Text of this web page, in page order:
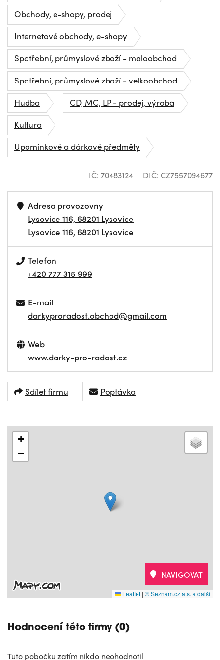
Obchody, e-shopy, prodej
Internetové obchody, e-shopy
Spotřební, průmyslové zboží - maloobchod
Spotřební, průmyslové zboží - velkoobchod
Hudba
CD, MC, LP - prodej, výroba
Kultura
Upomínkové a dárkové předměty
IČ: 70483124 DIČ: CZ7557094677
Adresa provozovny
Lysovice 116, 68201 Lysovice
Lysovice 116, 68201 Lysovice
Telefon
+420 777 315 999
E-mail
darkyproradost.obchod@gmail.com
Web
www.darky-pro-radost.cz
Sdílet firmu Poptávka
+
−
Leaflet | © Seznam.cz a.s. a další
NAVIGOVAT
Hodnocení této firmy (0)
Tuto pobočku zatím nikdo neohodnotil